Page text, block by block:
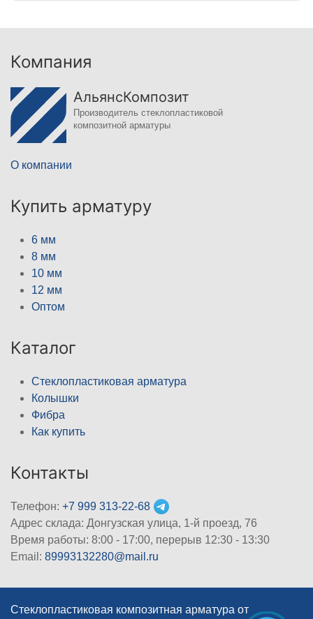
Компания
АльянсКомпозит
Производитель стеклопластиковой
композитной арматуры
О компании
Купить арматуру
6 мм
8 мм
10 мм
12 мм
Оптом
Каталог
Стеклопластиковая арматура
Колышки
Фибра
Как купить
Контакты
Телефон: +7 999 313-22-68
Адрес склада: Донгузская улица, 1-й проезд, 76
Время работы: 8:00 - 17:00, перерыв 12:30 - 13:30
Email: 89993132280@mail.ru
Стеклопластиковая композитная арматура от